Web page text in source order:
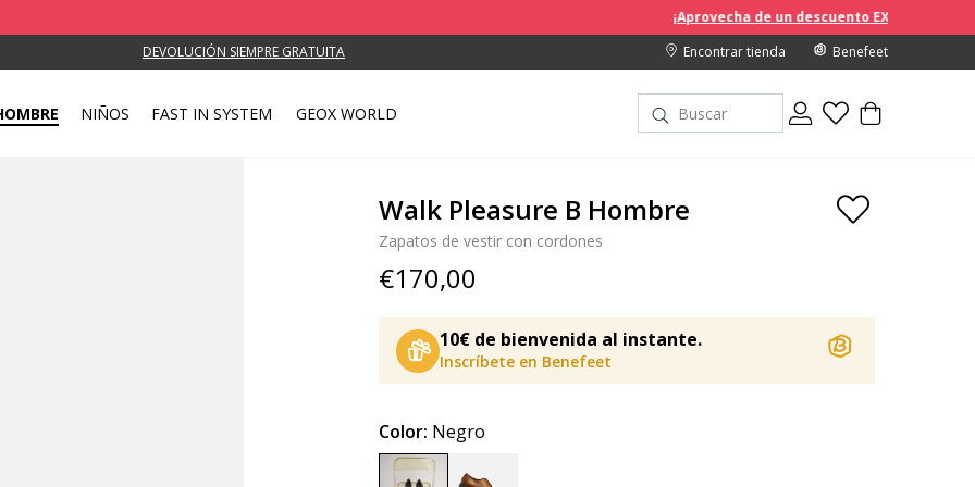
¡Aprovecha de un descuento EXTRA del 10% en los
DEVOLUCIÓN SIEMPRE GRATUITA Encontrar tienda Benefeet
NIÑOS FAST IN SYSTEM GEOX WORLD
Walk Pleasure B Hombre
Zapatos de vestir con cordones
€170,00
10€ de bienvenida al instante.
Inscríbete en Benefeet
Color: Negro